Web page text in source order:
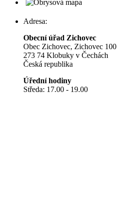
Adresa:
Obecní úřad Zichovec
Obec Zichovec, Zichovec 100
273 74 Klobuky v Čechách
Česká republika
Úřední hodiny
Středa: 17.00 - 19.00